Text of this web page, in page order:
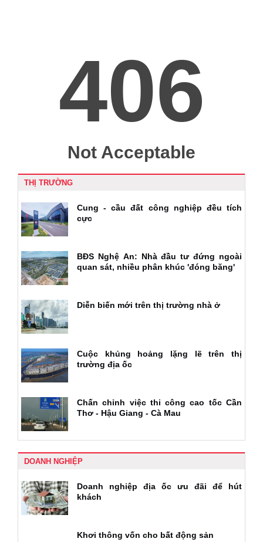
THỊ TRƯỜNG
Cung - cầu đất công nghiệp đều tích
cực
BĐS Nghệ An: Nhà đầu tư đứng ngoài
quan sát, nhiều phân khúc 'đóng băng'
Diễn biến mới trên thị trường nhà ở
Cuộc khủng hoảng lặng lẽ trên thị
trường địa ốc
Chấn chỉnh việc thi công cao tốc Cần
Thơ - Hậu Giang - Cà Mau
DOANH NGHIỆP
Doanh nghiệp địa ốc ưu đãi để hút
khách
Khơi thông vốn cho bất động sản